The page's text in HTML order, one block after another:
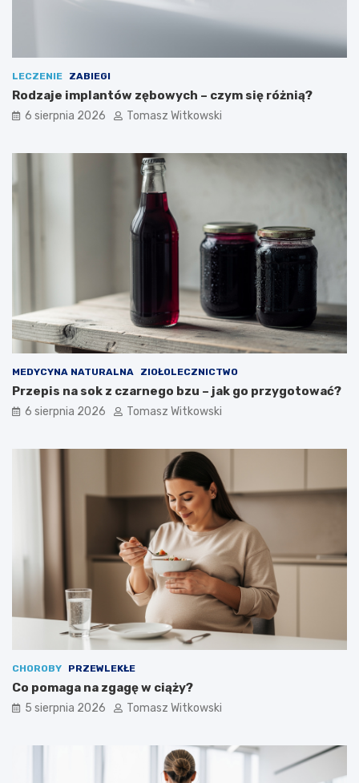
LECZENIE ZABIEGI
Rodzaje implantów zębowych – czym się różnią?
6 sierpnia 2026 Tomasz Witkowski
MEDYCYNA NATURALNA ZIOŁOLECZNICTWO
Przepis na sok z czarnego bzu – jak go przygotować?
6 sierpnia 2026 Tomasz Witkowski
CHOROBY PRZEWLEKŁE
Co pomaga na zgagę w ciąży?
5 sierpnia 2026 Tomasz Witkowski